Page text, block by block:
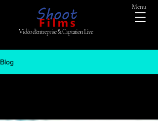
Vidéo d'entreprise & Captation Live
Menu
Blog